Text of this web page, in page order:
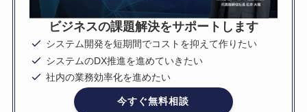
ビジネスの課題解決をサポートします
システム開発を短期間でコストを抑えて作りたい
システムのDX推進を進めていきたい
社内の業務効率化を進めたい
今すぐ無料相談